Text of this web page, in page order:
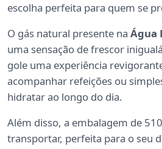
escolha perfeita para quem se
O gás natural presente na Água
uma sensação de frescor
gole uma experiência
acompanhar refeições ou
hidratar ao longo do dia.
Além disso, a embalagem de
transportar, perfeita para o seu